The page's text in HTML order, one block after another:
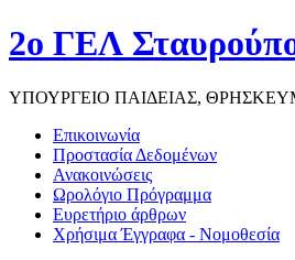
2ο ΓΕΛ
ΥΠΟΥΡΓΕΙΟ ΠΑΙΔΕΙΑΣ,
Επικοινωνία
Προστασία Δεδομένων
Ανακοινώσεις
Ωρολόγιο Πρόγραμμα
Ευρετήριο άρθρων
Χρήσιμα Έγγραφα - Νομοθεσία